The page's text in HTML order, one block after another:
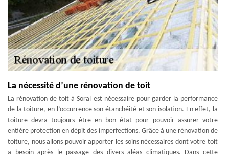
La nécessité d’une rénovation de toit
La rénovation de toit à Soral est nécessaire pour garder la performance
de la toiture, en l’occurrence son étanchéité et son isolation. En effet, la
toiture devra toujours être en bon état pour pouvoir assurer votre
entière protection en dépit des imperfections. Grâce à une rénovation de
toiture, nous allons pouvoir apporter les soins nécessaires dont votre toit
a besoin après le passage des divers aléas climatiques. Dans cette